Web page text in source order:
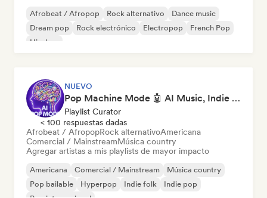
Afrobeat / Afropop Rock alternativo
Dance music
Dream pop
Rock electrónico Electropop
French Pop
Hip-hop
NUEVO
Pop Machine Mode 🤖 AI Music, Indie Pop & Dream Pop
Playlist Curator
< 100 respuestas dadas
Afrobeat / AfropopRock alternativoAmericana
Comercial / MainstreamMúsica country
Agregar artistas a mis playlists de mayor impacto
Americana Comercial / Mainstream
Música country
Pop bailable
Hyperpop Indie folk
Indie pop